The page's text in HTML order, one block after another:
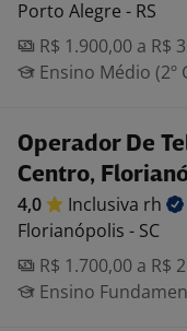
Porto Alegre - RS
R$ 1.900,00 a R$
Ensino Médio (2º
Operador De
Centro,
4,0 Inclusiva rh
Florianópolis - SC
R$ 1.700,00 a R$
Ensino